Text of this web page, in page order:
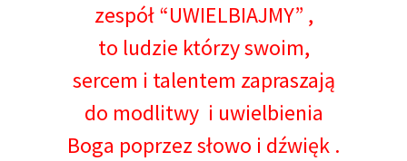
zespół “UWIELBIAJMY” ,
to ludzie którzy swoim,
sercem i talentem zapraszają
do modlitwy i uwielbienia
Boga poprzez słowo i dźwięk .